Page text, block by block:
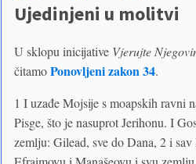
Ujedinjeni u molitvi
U sklopu inicijative Vjerujte
čitamoPonovljeni zakon 34.
1 I uzađe Mojsije s moapskih ravni
Pisge, što je nasuprot Jerihonu. I
zemlju: Gilead, sve do Dana, 2 i